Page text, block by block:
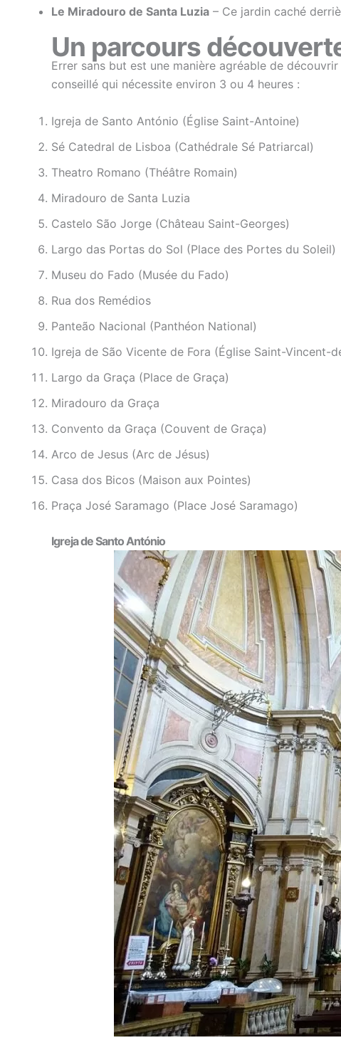
Le Miradouro de Santa Luzia – Ce jardin caché
Un parcours
Errer sans but est une manière agréable de
conseillé qui nécessite environ 3 ou 4 heures :
Igreja de Santo António (Église Saint-Antoine)
Sé Catedral de Lisboa (Cathédrale Sé Patriarcal)
Theatro Romano (Théâtre Romain)
Miradouro de Santa Luzia
Castelo São Jorge (Château Saint-Georges)
Largo das Portas do Sol (Place des Portes du Soleil)
Museu do Fado (Musée du Fado)
Rua dos Remédios
Panteão Nacional (Panthéon National)
Igreja de São Vicente de Fora (Église Saint-Vincent-
Largo da Graça (Place de Graça)
Miradouro da Graça
Convento da Graça (Couvent de Graça)
Arco de Jesus (Arc de Jésus)
Casa dos Bicos (Maison aux Pointes)
Praça José Saramago (Place José Saramago)
Igreja de Santo António